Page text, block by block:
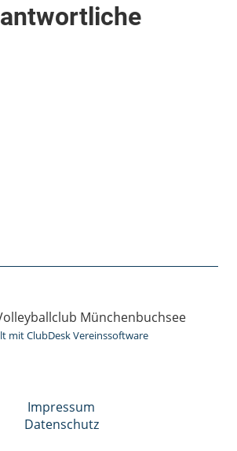
Münchenbuchsee
mit ClubDesk Vereinssoftware
Impressum
Datenschutz